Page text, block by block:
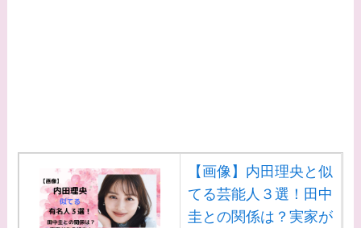
見えみりの離婚理由は
なに？子供は現在何し
てる？
【画像】内田理央と似
てる芸能人３選！田中
圭との関係は？実家が